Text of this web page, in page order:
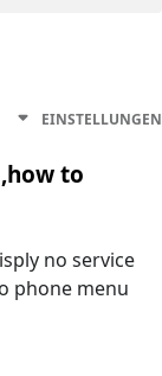
EINSTELLUNGEN
to
no service
phone menu